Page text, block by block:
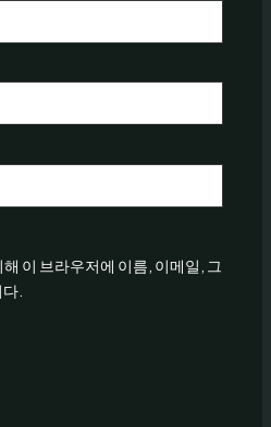
이 브라우저에 이름, 이메일, 그
.